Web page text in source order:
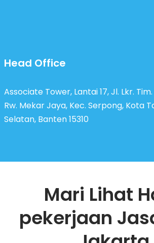
Head Office
Associate Tower, Lantai 17, Jl. Lkr. Tim.
Rw. Mekar Jaya, Kec. Serpong, Kota
Selatan, Banten 15310
Mari Lihat
pekerjaan